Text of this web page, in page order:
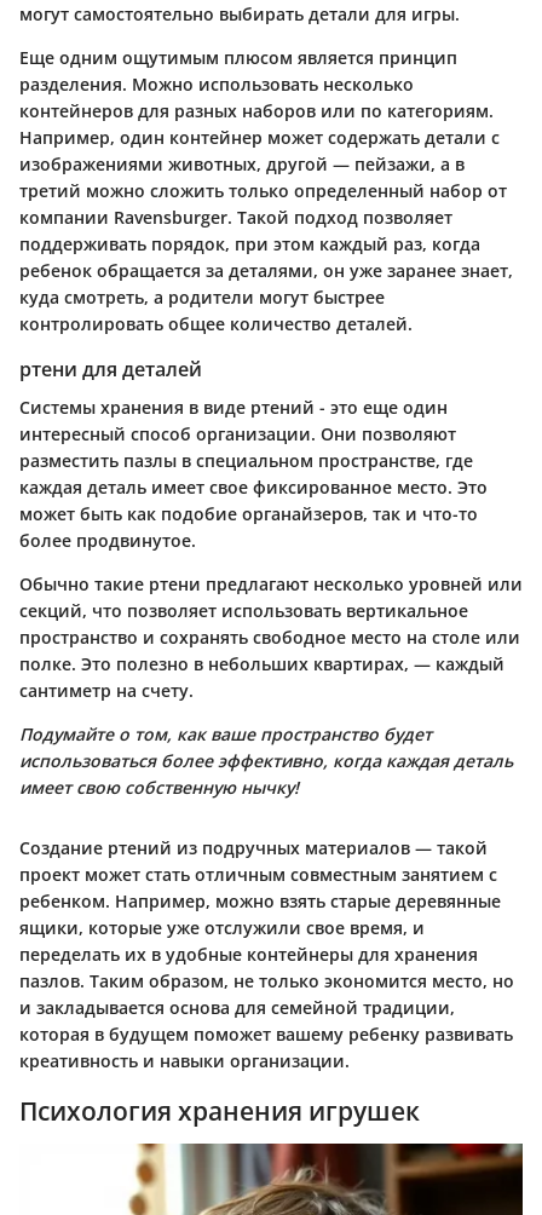
могут самостоятельно выбирать детали для игры.
Еще одним ощутимым плюсом является принцип
разделения. Можно использовать несколько
контейнеров для разных наборов или по категориям.
Например, один контейнер может содержать детали с
изображениями животных, другой — пейзажи, а в
третий можно сложить только определенный набор от
компании Ravensburger. Такой подход позволяет
поддерживать порядок, при этом каждый раз, когда
ребенок обращается за деталями, он уже заранее знает,
куда смотреть, а родители могут быстрее
контролировать общее количество деталей.
ртени для деталей
Системы хранения в виде ртений - это еще один
интересный способ организации. Они позволяют
разместить пазлы в специальном пространстве, где
каждая деталь имеет свое фиксированное место. Это
может быть как подобие органайзеров, так и что-то
более продвинутое.
Обычно такие ртени предлагают несколько уровней или
секций, что позволяет использовать вертикальное
пространство и сохранять свободное место на столе или
полке. Это полезно в небольших квартирах, — каждый
сантиметр на счету.
Подумайте о том, как ваше пространство будет
использоваться более эффективно, когда каждая деталь
имеет свою собственную нычку!
Создание ртений из подручных материалов — такой
проект может стать отличным совместным занятием с
ребенком. Например, можно взять старые деревянные
ящики, которые уже отслужили свое время, и
переделать их в удобные контейнеры для хранения
пазлов. Таким образом, не только экономится место, но
и закладывается основа для семейной традиции,
которая в будущем поможет вашему ребенку развивать
креативность и навыки организации.
Психология хранения игрушек